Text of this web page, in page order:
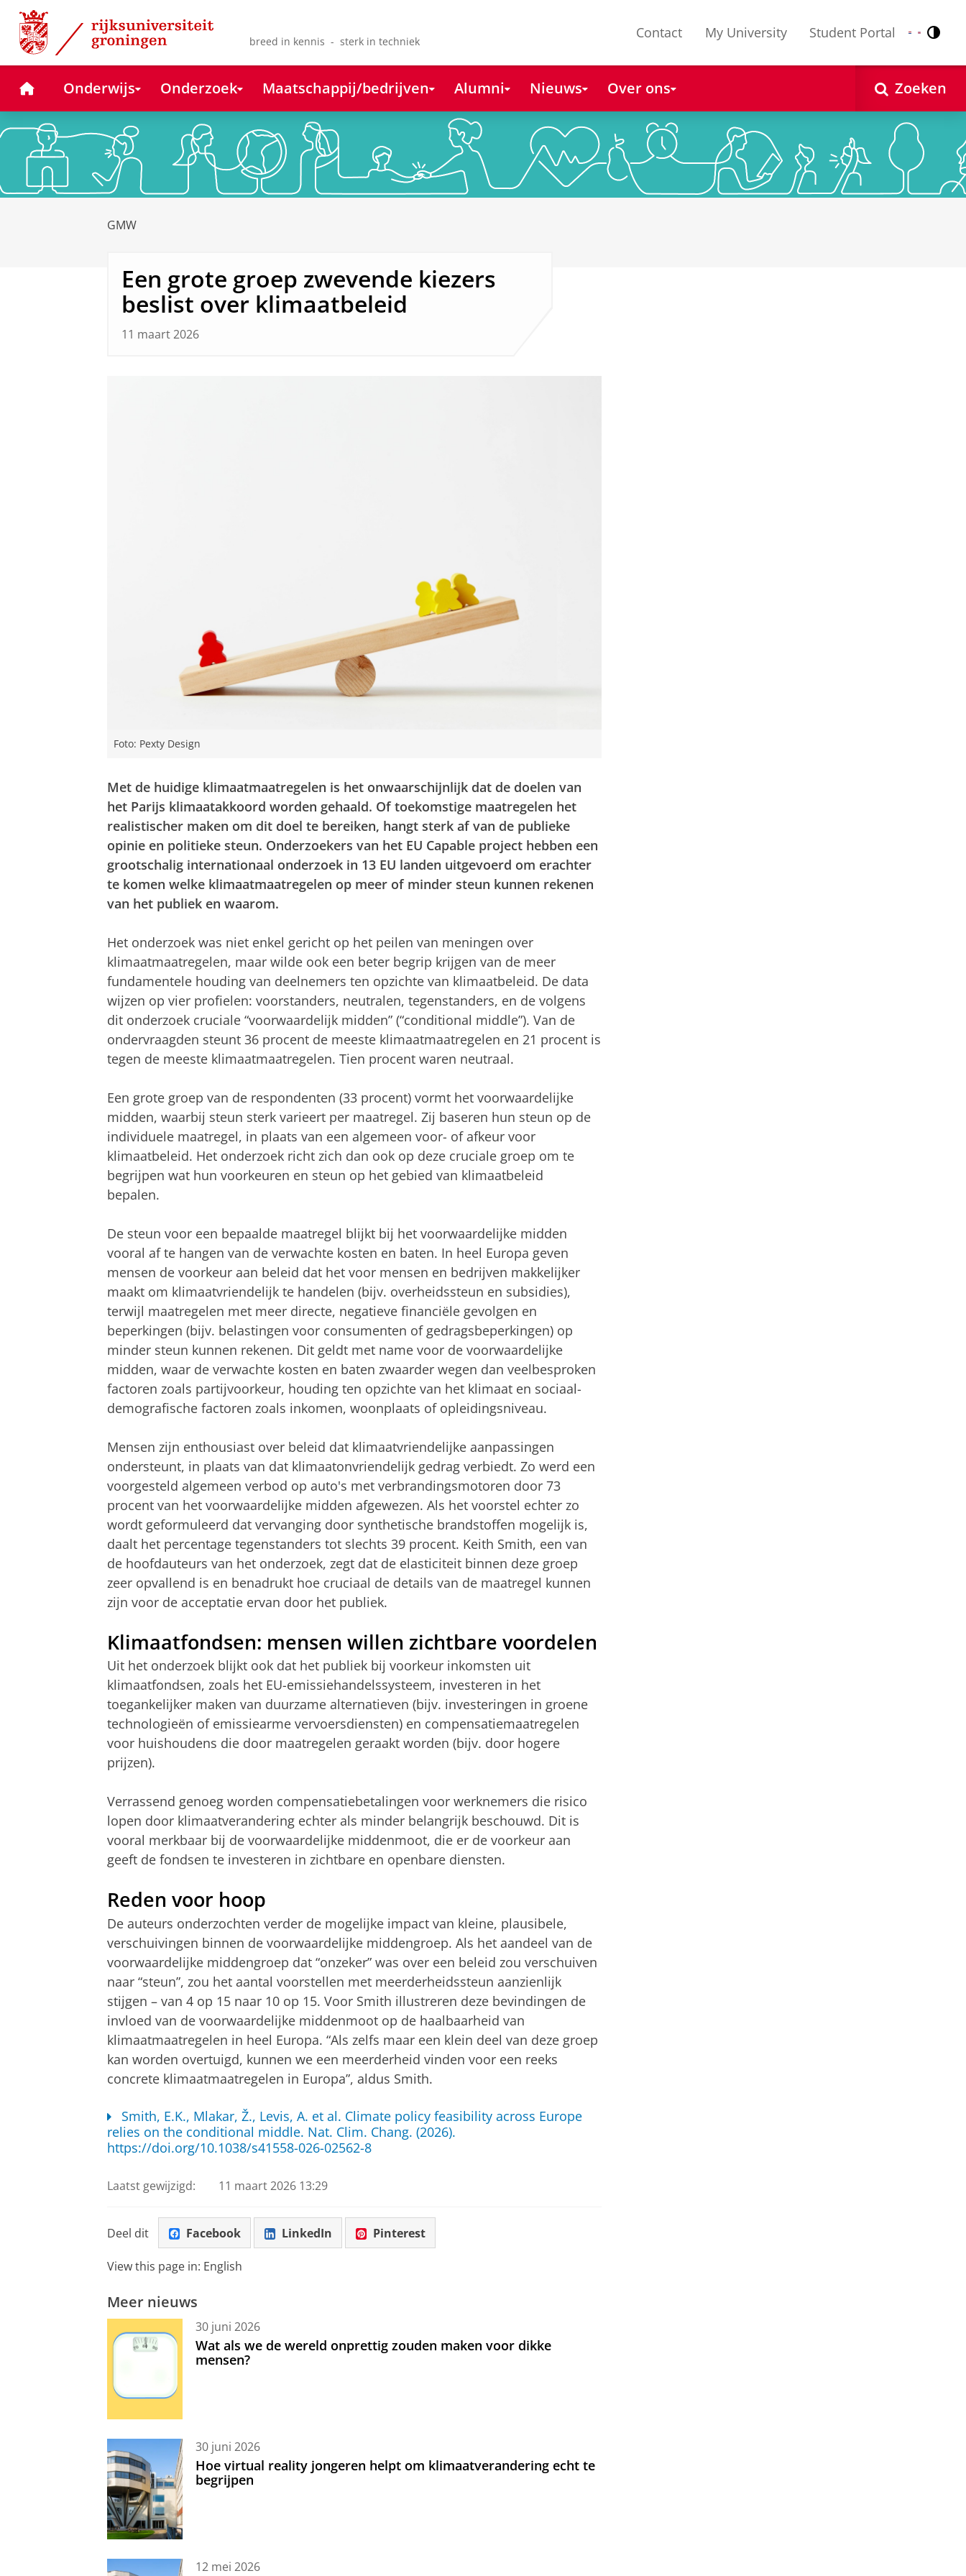
Skip
Content
Skip
Navigation
breed in kennis - sterk in techniek
Contact My University Student Portal Nederlands
English
HomeOnderwijs Onderzoek Maatschappij/bedrijven Alumni Nieuws Over ons Zoeken
GMW
Een grote groep zwevende kiezers
beslist over klimaatbeleid
11 maart 2026
Foto: Pexty Design
Met de huidige klimaatmaatregelen is het onwaarschijnlijk dat de doelen van
het Parijs klimaatakkoord worden gehaald. Of toekomstige maatregelen het
realistischer maken om dit doel te bereiken, hangt sterk af van de publieke
opinie en politieke steun. Onderzoekers van het EU Capable project hebben een
grootschalig internationaal onderzoek in 13 EU landen uitgevoerd om erachter
te komen welke klimaatmaatregelen op meer of minder steun kunnen rekenen
van het publiek en waarom.
Het onderzoek was niet enkel gericht op het peilen van meningen over
klimaatmaatregelen, maar wilde ook een beter begrip krijgen van de meer
fundamentele houding van deelnemers ten opzichte van klimaatbeleid. De data
wijzen op vier profielen: voorstanders, neutralen, tegenstanders, en de volgens
dit onderzoek cruciale “voorwaardelijk midden” (“conditional middle”). Van de
ondervraagden steunt 36 procent de meeste klimaatmaatregelen en 21 procent is
tegen de meeste klimaatmaatregelen. Tien procent waren neutraal.
Een grote groep van de respondenten (33 procent) vormt het voorwaardelijke
midden, waarbij steun sterk varieert per maatregel. Zij baseren hun steun op de
individuele maatregel, in plaats van een algemeen voor- of afkeur voor
klimaatbeleid. Het onderzoek richt zich dan ook op deze cruciale groep om te
begrijpen wat hun voorkeuren en steun op het gebied van klimaatbeleid
bepalen.
De steun voor een bepaalde maatregel blijkt bij het voorwaardelijke midden
vooral af te hangen van de verwachte kosten en baten. In heel Europa geven
mensen de voorkeur aan beleid dat het voor mensen en bedrijven makkelijker
maakt om klimaatvriendelijk te handelen (bijv. overheidssteun en subsidies),
terwijl maatregelen met meer directe, negatieve financiële gevolgen en
beperkingen (bijv. belastingen voor consumenten of gedragsbeperkingen) op
minder steun kunnen rekenen. Dit geldt met name voor de voorwaardelijke
midden, waar de verwachte kosten en baten zwaarder wegen dan veelbesproken
factoren zoals partijvoorkeur, houding ten opzichte van het klimaat en sociaal-
demografische factoren zoals inkomen, woonplaats of opleidingsniveau.
Mensen zijn enthousiast over beleid dat klimaatvriendelijke aanpassingen
ondersteunt, in plaats van dat klimaatonvriendelijk gedrag verbiedt. Zo werd een
voorgesteld algemeen verbod op auto's met verbrandingsmotoren door 73
procent van het voorwaardelijke midden afgewezen. Als het voorstel echter zo
wordt geformuleerd dat vervanging door synthetische brandstoffen mogelijk is,
daalt het percentage tegenstanders tot slechts 39 procent. Keith Smith, een van
de hoofdauteurs van het onderzoek, zegt dat de elasticiteit binnen deze groep
zeer opvallend is en benadrukt hoe cruciaal de details van de maatregel kunnen
zijn voor de acceptatie ervan door het publiek.
Klimaatfondsen: mensen willen zichtbare voordelen
Uit het onderzoek blijkt ook dat het publiek bij voorkeur inkomsten uit
klimaatfondsen, zoals het EU-emissiehandelssysteem, investeren in het
toegankelijker maken van duurzame alternatieven (bijv. investeringen in groene
technologieën of emissiearme vervoersdiensten) en compensatiemaatregelen
voor huishoudens die door maatregelen geraakt worden (bijv. door hogere
prijzen).
Verrassend genoeg worden compensatiebetalingen voor werknemers die risico
lopen door klimaatverandering echter als minder belangrijk beschouwd. Dit is
vooral merkbaar bij de voorwaardelijke middenmoot, die er de voorkeur aan
geeft de fondsen te investeren in zichtbare en openbare diensten.
Reden voor hoop
De auteurs onderzochten verder de mogelijke impact van kleine, plausibele,
verschuivingen binnen de voorwaardelijke middengroep. Als het aandeel van de
voorwaardelijke middengroep dat “onzeker” was over een beleid zou verschuiven
naar “steun”, zou het aantal voorstellen met meerderheidssteun aanzienlijk
stijgen – van 4 op 15 naar 10 op 15. Voor Smith illustreren deze bevindingen de
invloed van de voorwaardelijke middenmoot op de haalbaarheid van
klimaatmaatregelen in heel Europa. “Als zelfs maar een klein deel van deze groep
kan worden overtuigd, kunnen we een meerderheid vinden voor een reeks
concrete klimaatmaatregelen in Europa”, aldus Smith.
Smith, E.K., Mlakar, Ž., Levis, A. et al. Climate policy feasibility across Europe
relies on the conditional middle. Nat. Clim. Chang. (2026).
https://doi.org/10.1038/s41558-026-02562-8
Laatst gewijzigd: 11 maart 2026 13:29
Deel dit Facebook LinkedIn Pinterest
View this page in: English
Meer nieuws
30 juni 2026
Wat als we de wereld onprettig zouden maken voor dikke
mensen?
30 juni 2026
Hoe virtual reality jongeren helpt om klimaatverandering echt te
begrijpen
12 mei 2026